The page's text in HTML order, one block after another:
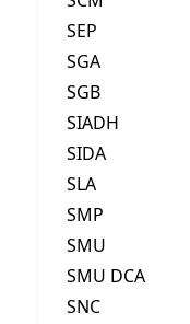
SEP
SGA
SGB
SIADH
SIDA
SLA
SMP
SMU
SMU DCA
SNC